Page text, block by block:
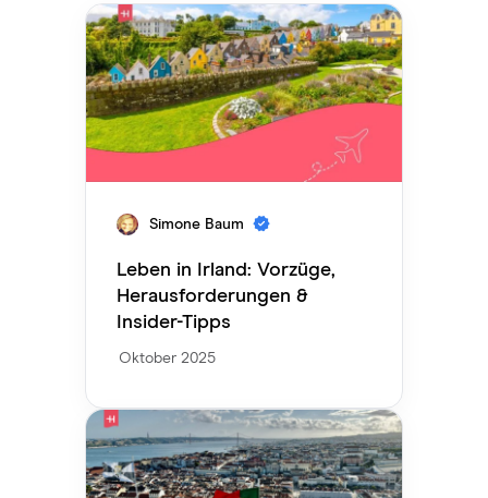
Simone Baum
Leben in Irland: Vorzüge,
Herausforderungen &
Insider-Tipps
Oktober 2025